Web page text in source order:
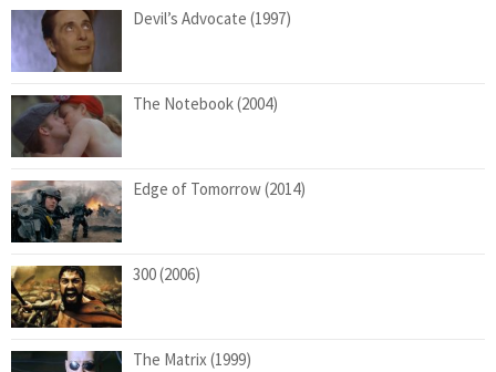
Devil’s Advocate (1997)
The Notebook (2004)
Edge of Tomorrow (2014)
300 (2006)
The Matrix (1999)